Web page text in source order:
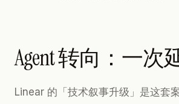
Agent 转向：一次
Linear 的「技术叙事升级」是这套